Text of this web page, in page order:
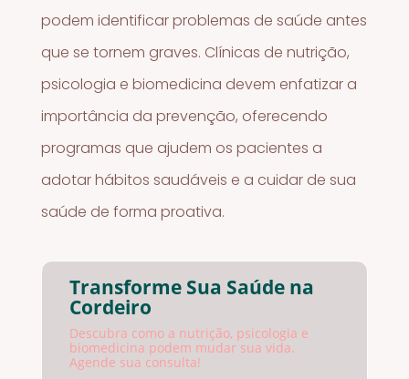
podem identificar problemas de saúde antes
que se tornem graves. Clínicas de nutrição,
psicologia e biomedicina devem enfatizar a
importância da prevenção, oferecendo
programas que ajudem os pacientes a
adotar hábitos saudáveis e a cuidar de sua
saúde de forma proativa.
Transforme Sua Saúde na
Cordeiro
Descubra como a nutrição, psicologia e
biomedicina podem mudar sua vida.
Agende sua consulta!